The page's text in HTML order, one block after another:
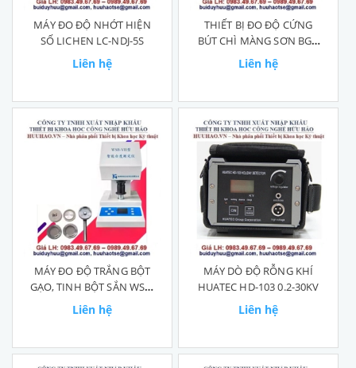
MÁY ĐO ĐỘ NHỚT HIỆN
SỐ LICHEN LC-NDJ-5S
Liên hệ
THIẾT BỊ ĐO ĐỘ CỨNG
BÚT CHÌ MÀNG SƠN BGD
505
Liên hệ
MÁY ĐO ĐỘ TRẮNG BỘT
GẠO, TINH BỘT SẮN WSB-
VII
Liên hệ
MÁY DÒ ĐỘ RỖNG KHÍ
HUATEC HD-103 0.2-30KV
Liên hệ